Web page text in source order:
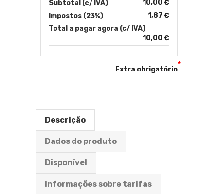
Subtotal (c/ IVA)
10,00 €
Impostos (23%)
1,87 €
Total a pagar agora (c/ IVA)
10,00 €
Extra obrigatório
*
Descrição
Dados do produto
Disponível
Informações sobre tarifas